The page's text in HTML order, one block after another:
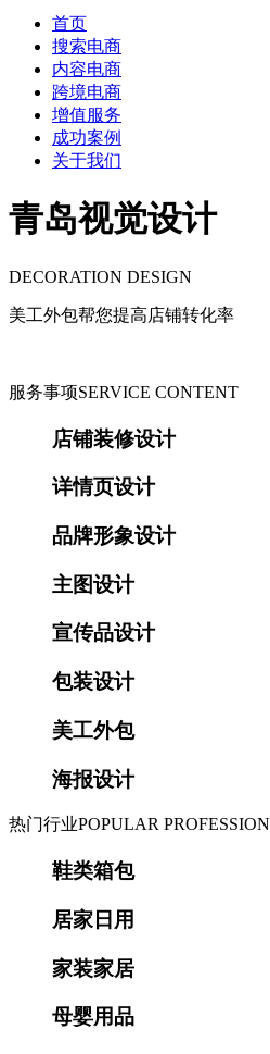
首页
搜索电商
内容电商
跨境电商
增值服务
成功案例
关于我们
青岛视觉设计
DECORATION DESIGN
美工外包帮您提高店铺转化率
服务事项SERVICE CONTENT
店铺装修设计
详情页设计
品牌形象设计
主图设计
宣传品设计
包装设计
美工外包
海报设计
热门行业POPULAR PROFESSION
鞋类箱包
居家日用
家装家居
母婴用品